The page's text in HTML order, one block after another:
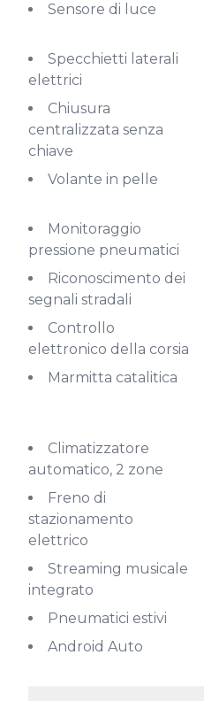
Sensore di luce
Specchietti laterali
elettrici
Chiusura
centralizzata senza
chiave
Volante in pelle
Monitoraggio
pressione pneumatici
Riconoscimento dei
segnali stradali
Controllo
elettronico della corsia
Marmitta catalitica
Climatizzatore
automatico, 2 zone
Freno di
stazionamento
elettrico
Streaming musicale
integrato
Pneumatici estivi
Android Auto